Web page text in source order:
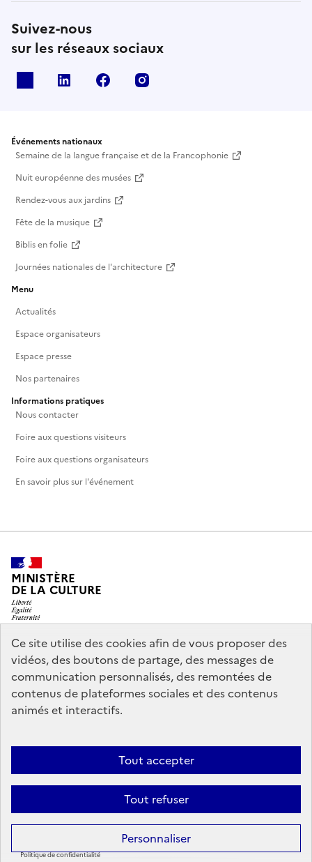
Ce site utilise des cookies afin de vous proposer des
vidéos, des boutons de partage, des messages de
communication personnalisés, des remontées de
contenus de plateformes sociales et des contenus
animés et interactifs.
Tout accepter
Tout refuser
Personnaliser
Politique de confidentialité
Suivez-nous
sur les réseaux sociaux
Linkedin Facebook
Événements nationaux
Semaine de la langue française et de la Francophonie
Nuit européenne des musées
Rendez-vous aux jardins
Fête de la musique
Biblis en folie
Journées nationales de l'architecture
Menu
Actualités
Espace organisateurs
Espace presse
Nos partenaires
Informations pratiques
Nous contacter
Foire aux questions visiteurs
Foire aux questions organisateurs
En savoir plus sur l'événement
MINISTÈRE
DE LA CULTURE
legifrance.gouv.fr
info.gouv.fr
service-public.gouv.fr
data.gouv.fr
Mentions légales
conforme
Politique d’utilisation des témoins de connexion
Sauf mention contraire, tous les contenus de ce site sont sous